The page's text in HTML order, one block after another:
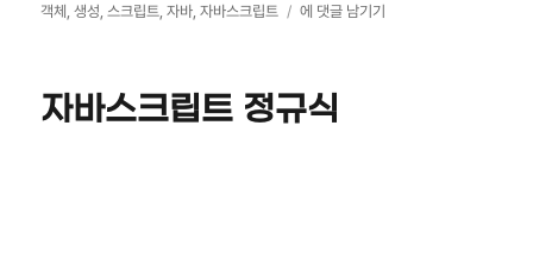
성
테
그
객체 ,생성,스크립트,자바,자바스크립트
자
립
에 댓글 남기기
자바스크립트 정규식